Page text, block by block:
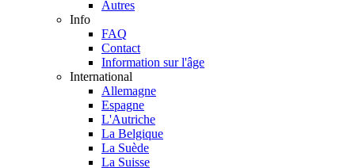
Autres
Info
FAQ
Contact
Information sur l'âge
International
Allemagne
Espagne
L'Autriche
La Belgique
La Suède
La Suisse